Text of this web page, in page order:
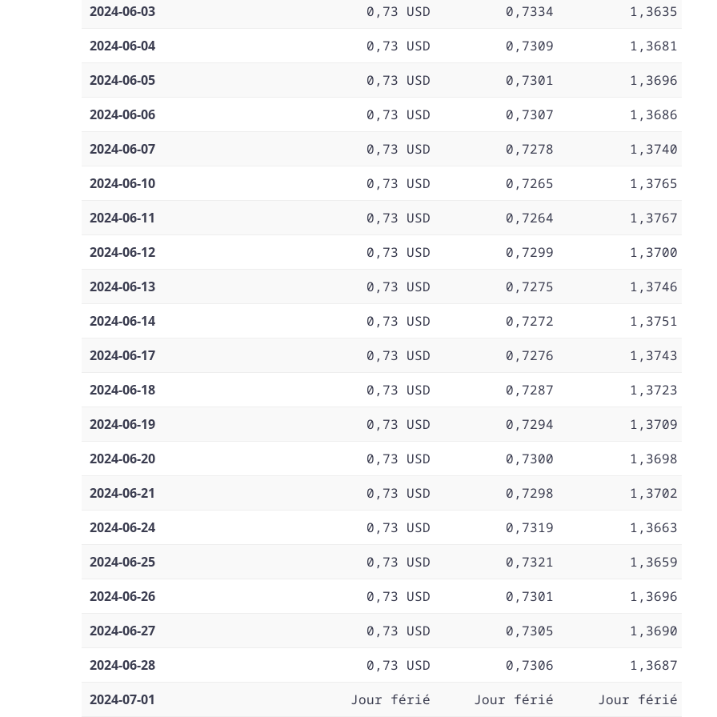
2024-06-03 0,73 USD 0,7334
1,3635
2024-06-04
0,73 USD 0,7309
1,3681
2024-06-05
0,73 USD 0,7301
1,3696
2024-06-06
0,73 USD 0,7307
1,3686
2024-06-07
0,73 USD 0,7278
1,3740
2024-06-10
0,73 USD 0,7265
1,3765
2024-06-11
0,73 USD 0,7264
1,3767
2024-06-12
0,73 USD 0,7299
1,3700
2024-06-13
0,73 USD 0,7275
1,3746
2024-06-14
0,73 USD 0,7272
1,3751
2024-06-17
0,73 USD 0,7276
1,3743
2024-06-18
0,73 USD 0,7287
1,3723
2024-06-19
0,73 USD 0,7294
1,3709
2024-06-20
0,73 USD 0,7300
1,3698
2024-06-21
0,73 USD 0,7298
1,3702
2024-06-24
0,73 USD 0,7319
1,3663
2024-06-25
0,73 USD 0,7321
1,3659
2024-06-26
0,73 USD 0,7301
1,3696
2024-06-27
0,73 USD 0,7305
1,3690
2024-06-28
0,73 USD 0,7306
1,3687
2024-07-01
Jour férié Jour férié Jour férié